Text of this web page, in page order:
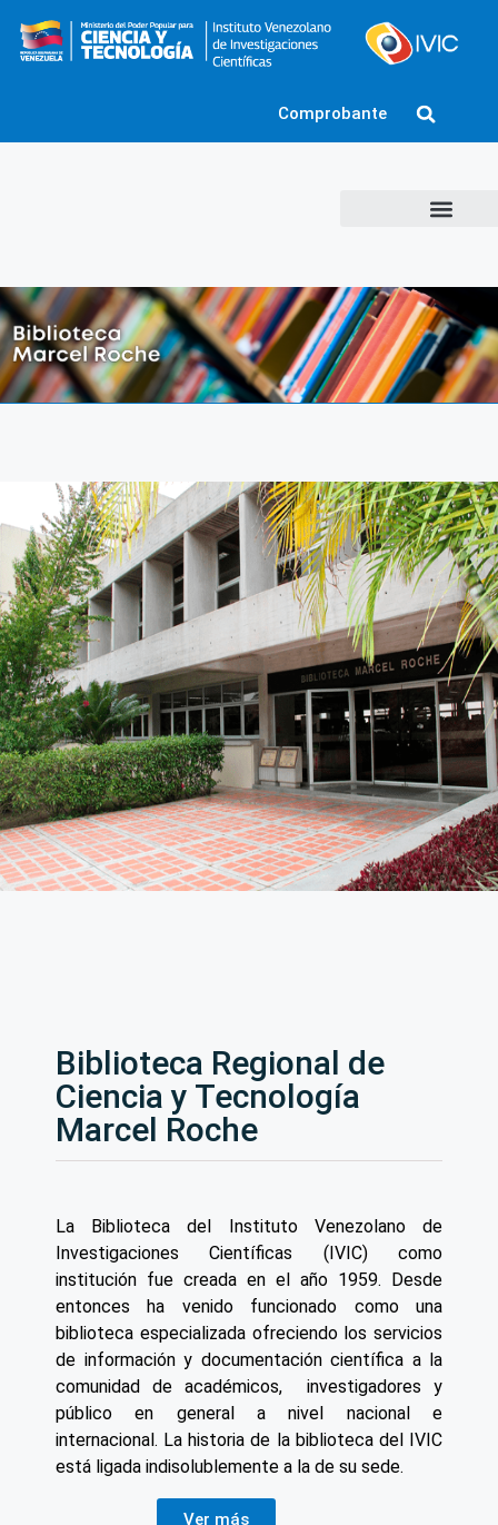
Comprobante
Biblioteca Regional de
Ciencia y Tecnología
Marcel Roche
La Biblioteca del Instituto Venezolano de
Investigaciones Científicas (IVIC) como
institución fue creada en el año 1959. Desde
entonces ha venido funcionado como una
biblioteca especializada ofreciendo los servicios
de información y documentación científica a la
comunidad de académicos, investigadores y
público en general a nivel nacional e
internacional. La historia de la biblioteca del IVIC
está ligada indisolublemente a la de su sede.
Ver más